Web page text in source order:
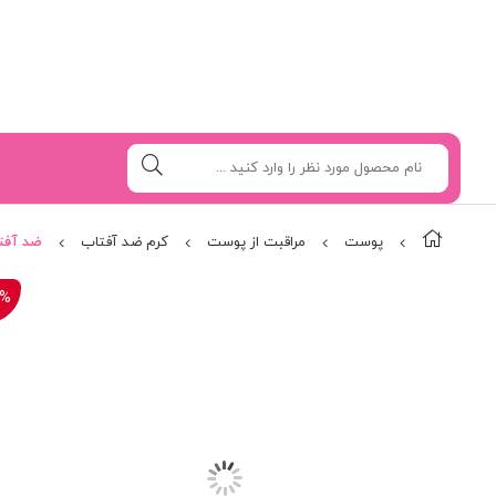
پوست مراقبت از پوست کرم ضد آفتاب ضد